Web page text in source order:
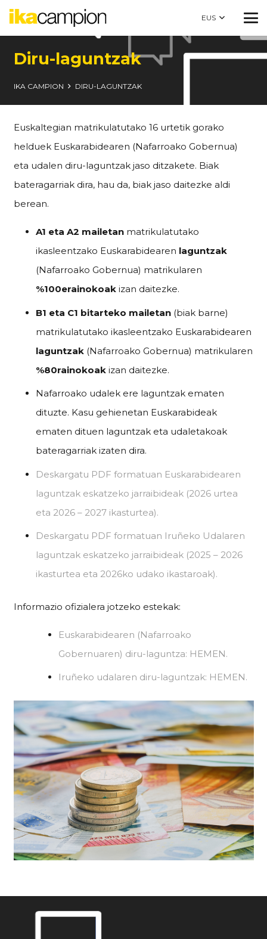
EUS
Diru-laguntzak
IKA CAMPION DIRU-LAGUNTZAK
Euskaltegian matrikulatutako 16 urtetik gorako
helduek Euskarabidearen (Nafarroako Gobernua)
eta udalen diru-laguntzak jaso ditzakete. Biak
bateragarriak dira, hau da, biak jaso daitezke aldi
berean.
A1 eta A2 mailetan matrikulatutako
ikasleentzako Euskarabidearen laguntzak
(Nafarroako Gobernua) matrikularen
%100erainokoak izan daitezke.
B1 eta C1 bitarteko mailetan (biak barne)
matrikulatutako ikasleentzako Euskarabidearen
laguntzak (Nafarroako Gobernua) matrikularen
%80rainokoak izan daitezke.
Nafarroako udalek ere laguntzak ematen
dituzte. Kasu gehienetan Euskarabideak
ematen dituen laguntzak eta udaletakoak
bateragarriak izaten dira.
Deskargatu PDF formatuan Euskarabidearen
laguntzak eskatzeko jarraibideak (2026 urtea
eta 2026 – 2027 ikasturtea).
Deskargatu PDF formatuan Iruñeko Udalaren
laguntzak eskatzeko jarraibideak (2025 – 2026
ikasturtea eta 2026ko udako ikastaroak).
Informazio ofizialera jotzeko estekak:
Euskarabidearen (Nafarroako
Gobernuaren) diru-laguntza: HEMEN.
Iruñeko udalaren diru-laguntzak: HEMEN.